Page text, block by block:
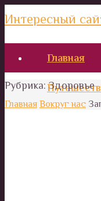
Интересный
Главная
Рубрика:Здоровье
Главная Вокруг нас